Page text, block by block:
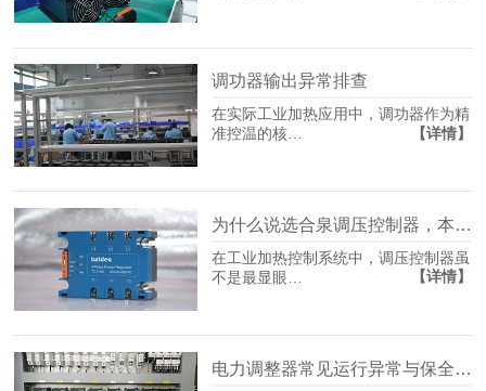
调功器输出异常排查
在实际工业加热应用中，调功器作为精
准控温的核…
【详情】
为什么说选合泉调压控制器，本质是在选生产保险？
在工业加热控制系统中，调压控制器虽
不是最显眼…
【详情】
电力调整器常见运行异常与保全策略